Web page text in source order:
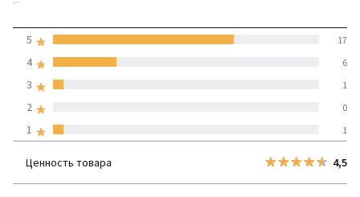
(25 отзывов)
1 1
2 0
3 1
4 6
5 17
Ценность товара 4,5